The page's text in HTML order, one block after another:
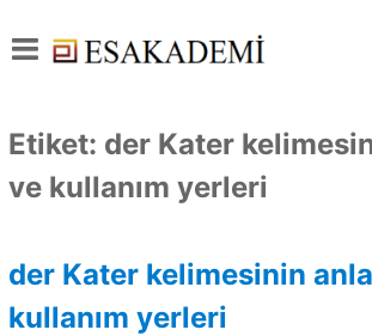
Etiket: der Kater
ve kullanım yerleri
der Kater kelimesinin
kullanım yerleri